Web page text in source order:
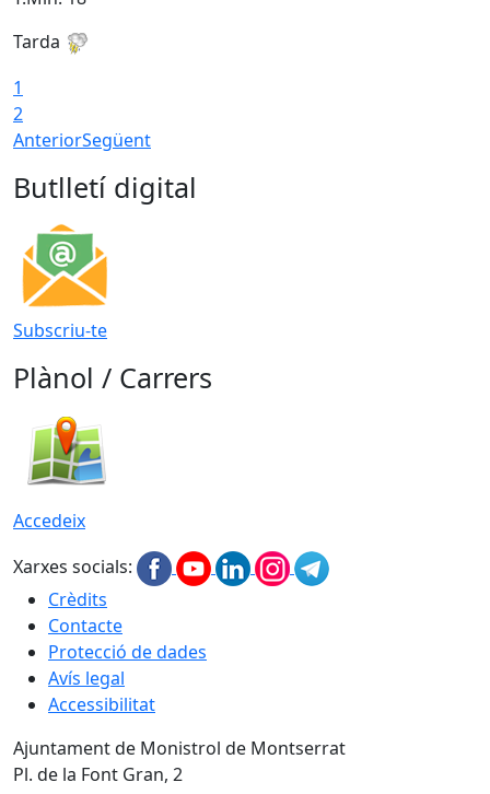
Tarda
1
2
AnteriorSegüent
Butlletí digital
Subscriu-te
Plànol / Carrers
Accedeix
Xarxes socials:
Crèdits
Contacte
Protecció de dades
Avís legal
Accessibilitat
Ajuntament de Monistrol de Montserrat
Pl. de la Font Gran, 2